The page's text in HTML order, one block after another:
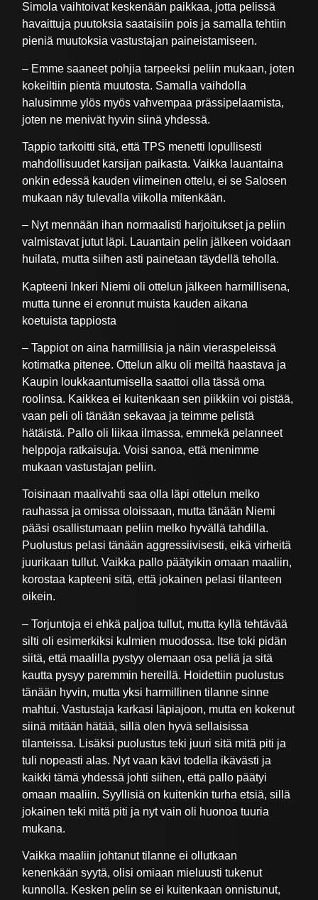
Simola vaihtoivat keskenään paikkaa, jotta pelissä
havaittuja puutoksia saataisiin pois ja samalla tehtiin
pieniä muutoksia vastustajan paineistamiseen.
– Emme saaneet pohjia tarpeeksi peliin mukaan, joten
kokeiltiin pientä muutosta. Samalla vaihdolla
halusimme ylös myös vahvempaa prässipelaamista,
joten ne menivät hyvin siinä yhdessä.
Tappio tarkoitti sitä, että TPS menetti lopullisesti
mahdollisuudet karsijan paikasta. Vaikka lauantaina
onkin edessä kauden viimeinen ottelu, ei se Salosen
mukaan näy tulevalla viikolla mitenkään.
– Nyt mennään ihan normaalisti harjoitukset ja peliin
valmistavat jutut läpi. Lauantain pelin jälkeen voidaan
huilata, mutta siihen asti painetaan täydellä teholla.
Kapteeni Inkeri Niemi oli ottelun jälkeen harmillisena,
mutta tunne ei eronnut muista kauden aikana
koetuista tappiosta
– Tappiot on aina harmillisia ja näin vieraspeleissä
kotimatka pitenee. Ottelun alku oli meiltä haastava ja
Kaupin loukkaantumisella saattoi olla tässä oma
roolinsa. Kaikkea ei kuitenkaan sen piikkiin voi pistää,
vaan peli oli tänään sekavaa ja teimme pelistä
hätäistä. Pallo oli liikaa ilmassa, emmekä pelanneet
helppoja ratkaisuja. Voisi sanoa, että menimme
mukaan vastustajan peliin.
Toisinaan maalivahti saa olla läpi ottelun melko
rauhassa ja omissa oloissaan, mutta tänään Niemi
pääsi osallistumaan peliin melko hyvällä tahdilla.
Puolustus pelasi tänään aggressiivisesti, eikä virheitä
juurikaan tullut. Vaikka pallo päätyikin omaan maaliin,
korostaa kapteeni sitä, että jokainen pelasi tilanteen
oikein.
– Torjuntoja ei ehkä paljoa tullut, mutta kyllä tehtävää
silti oli esimerkiksi kulmien muodossa. Itse toki pidän
siitä, että maalilla pystyy olemaan osa peliä ja sitä
kautta pysyy paremmin hereillä. Hoidettiin puolustus
tänään hyvin, mutta yksi harmillinen tilanne sinne
mahtui. Vastustaja karkasi läpiajoon, mutta en kokenut
siinä mitään hätää, sillä olen hyvä sellaisissa
tilanteissa. Lisäksi puolustus teki juuri sitä mitä piti ja
tuli nopeasti alas. Nyt vaan kävi todella ikävästi ja
kaikki tämä yhdessä johti siihen, että pallo päätyi
omaan maaliin. Syyllisiä on kuitenkin turha etsiä, sillä
jokainen teki mitä piti ja nyt vain oli huonoa tuuria
mukana.
Vaikka maaliin johtanut tilanne ei ollutkaan
kenenkään syytä, olisi omiaan mieluusti tukenut
kunnolla. Kesken pelin se ei kuitenkaan onnistunut,